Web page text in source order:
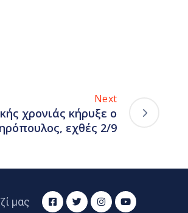
Next
χρονιάς κήρυξε ο
εχθές 2/9
μας